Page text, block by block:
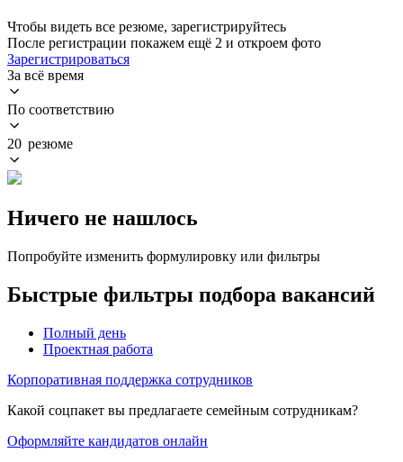
Чтобы видеть все резюме, зарегистрируйтесь
После регистрации покажем ещё 2 и откроем фото
Зарегистрироваться
За всё время
По соответствию
20 резюме
Ничего не нашлось
Попробуйте изменить формулировку или фильтры
Быстрые фильтры подбора вакансий
Полный день
Проектная работа
Корпоративная поддержка сотрудников
Какой соцпакет вы предлагаете семейным сотрудникам?
Оформляйте кандидатов онлайн